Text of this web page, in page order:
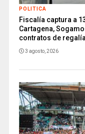
POLITICA
Fiscalía captura a
Cartagena,
contratos de
3 agosto, 2026